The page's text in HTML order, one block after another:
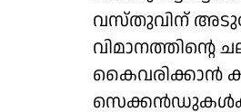
വസ്തുവിന്
വിമാനത്തിന്റെ
കൈവരിക്കാന്‍